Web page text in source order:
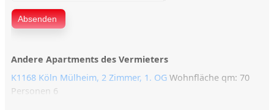
Andere Apartments des Vermieters
K1168 Köln Mülheim, 2 Zimmer, 1. OG Wohnfläche qm: 70
Personen 6